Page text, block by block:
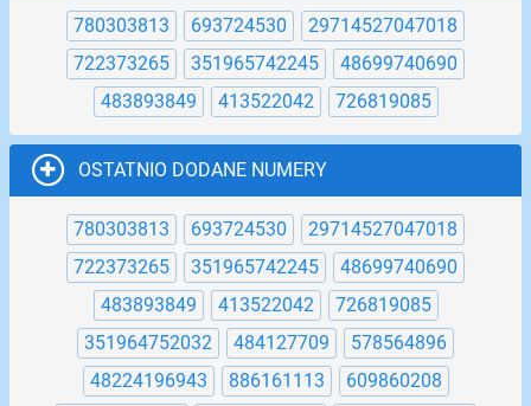
780303813 693724530
29714527047018
722373265
351965742245
48699740690
483893849
413522042 726819085
OSTATNIO DODANE NUMERY
780303813 693724530
29714527047018
722373265
351965742245
48699740690
483893849
413522042
726819085
351964752032
484127709
578564896
48224196943
886161113
609860208